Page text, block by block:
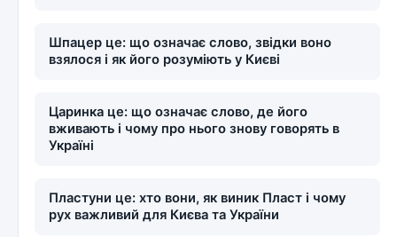
Шпацер це: що означає слово, звідки воно
взялося і як його розуміють у Києві
Царинка це: що означає слово, де його
вживають і чому про нього знову говорять в
Україні
Пластуни це: хто вони, як виник Пласт і чому
рух важливий для Києва та України